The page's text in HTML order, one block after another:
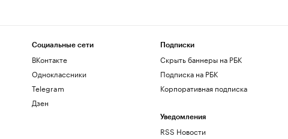
Социальные сети
ВКонтакте
Одноклассники
Telegram
Дзен
Подписки
Скрыть баннеры на РБК
Подписка на РБК
Корпоративная подписка
Уведомления
RSS Новости